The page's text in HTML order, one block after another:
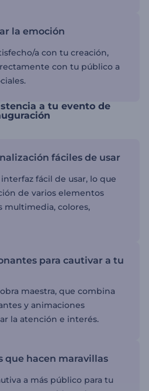
la emoción
a con tu creación,
con tu público a
a tu evento de
fáciles de usar
fácil de usar, lo que
de varios elementos
multimedia, colores,
para cautivar a tu
maestra, que combina
y animaciones
la atención e interés.
que hacen maravillas
a más público para tu